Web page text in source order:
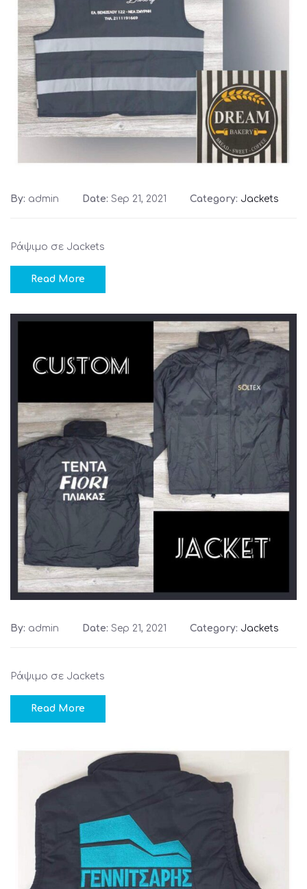
By: admin Date: Sep 21, 2021 Category: Jackets
Ράψιμο σε Jackets
Read More
By: admin Date: Sep 21, 2021 Category: Jackets
Ράψιμο σε Jackets
Read More